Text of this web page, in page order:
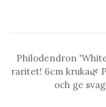
Philodendron
raritet! 6cm kruka🌿
och ge